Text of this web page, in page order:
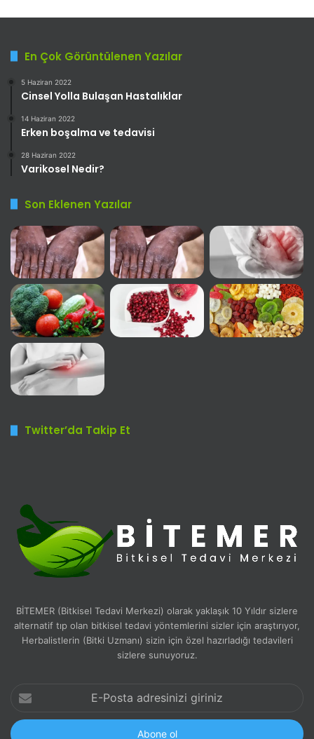
En Çok Görüntülenen Yazılar
5 Haziran 2022
Cinsel Yolla Bulaşan Hastalıklar
14 Haziran 2022
Erken boşalma ve tedavisi
28 Haziran 2022
Varikosel Nedir?
Son Eklenen Yazılar
Twitter’da Takip Et
BİTEMER (Bitkisel Tedavi Merkezi) olarak yaklaşık 10 Yıldır sizlere
alternatif tıp olan bitkisel tedavi yöntemlerini sizler için araştırıyor,
Herbalistlerin (Bitki Uzmanı) sizin için özel hazırladığı tedavileri
sizlere sunuyoruz.
Posta
adresinizi
giriniz